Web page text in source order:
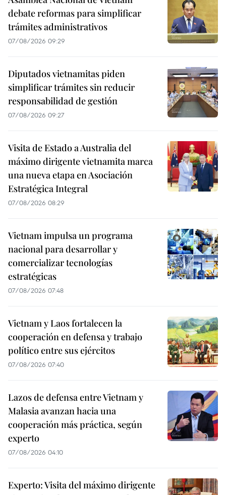
debate reformas para simplificar
trámites administrativos
07/08/2026 09:29
Diputados vietnamitas piden
simplificar trámites sin reducir
responsabilidad de gestión
07/08/2026 09:27
Visita de Estado a Australia del
máximo dirigente vietnamita marca
una nueva etapa en Asociación
Estratégica Integral
07/08/2026 08:29
Vietnam impulsa un programa
nacional para desarrollar y
comercializar tecnologías
estratégicas
07/08/2026 07:48
Vietnam y Laos fortalecen la
cooperación en defensa y trabajo
político entre sus ejércitos
07/08/2026 07:40
Lazos de defensa entre Vietnam y
Malasia avanzan hacia una
cooperación más práctica, según
experto
07/08/2026 04:10
Experto: Visita del máximo dirigente